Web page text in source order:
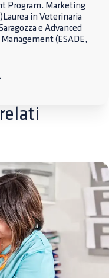
Program. Marketing
in Veterinaria
e Advanced
(ESADE,